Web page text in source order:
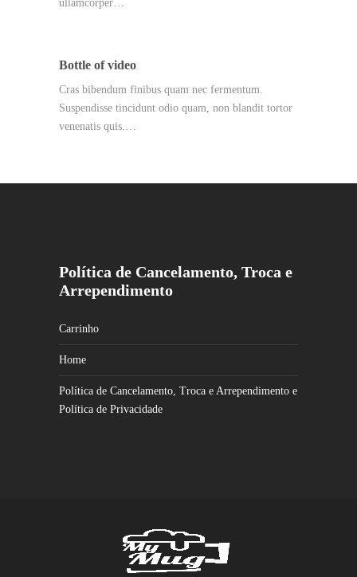
ullamcorper…
Bottle of video
Cras bibendum finibus quam nec fermentum.
Suspendisse tincidunt odio quam, non blandit tortor
venenatis quis.…
Política de Cancelamento, Troca e
Arrependimento
Carrinho
Home
Política de Cancelamento, Troca e Arrependimento e
Política de Privacidade